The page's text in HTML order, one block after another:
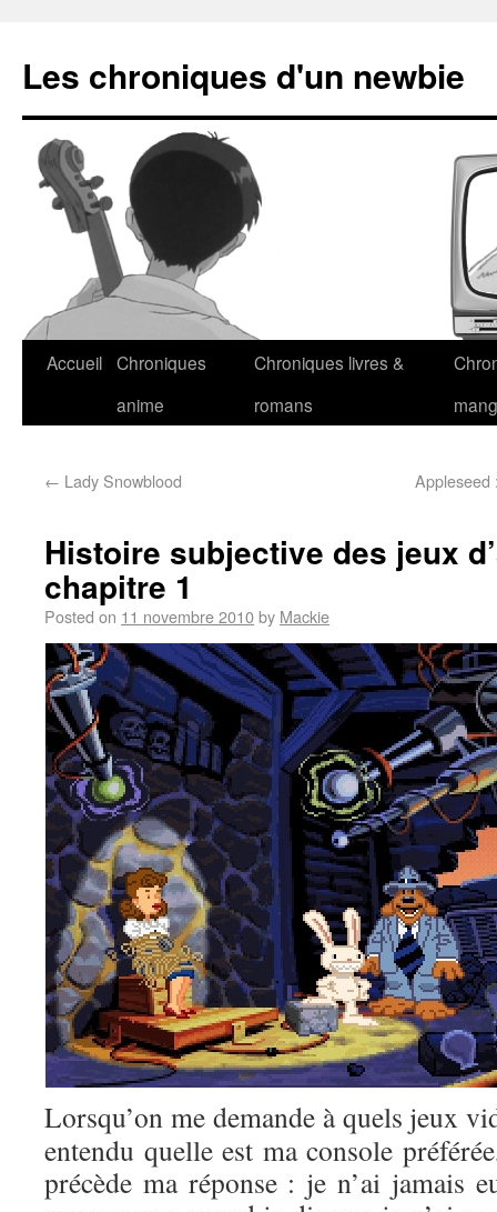
Les chroniques d'un newbie
Accueil Chroniques
anime
Chroniques livres &
romans
← Lady Snowblood Appleseed
Histoire subjective des jeux
chapitre 1
Posted on 11 novembre 2010by Mackie
Lorsqu’on me demande à quels jeux
entendu quelle est ma console
précède ma réponse : je n’ai jamais